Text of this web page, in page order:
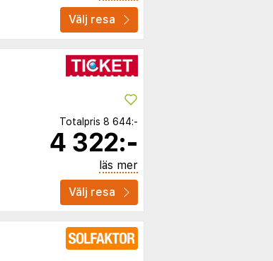
Välj resa
Totalpris 8 644:-
4 322:-
läs mer
Välj resa